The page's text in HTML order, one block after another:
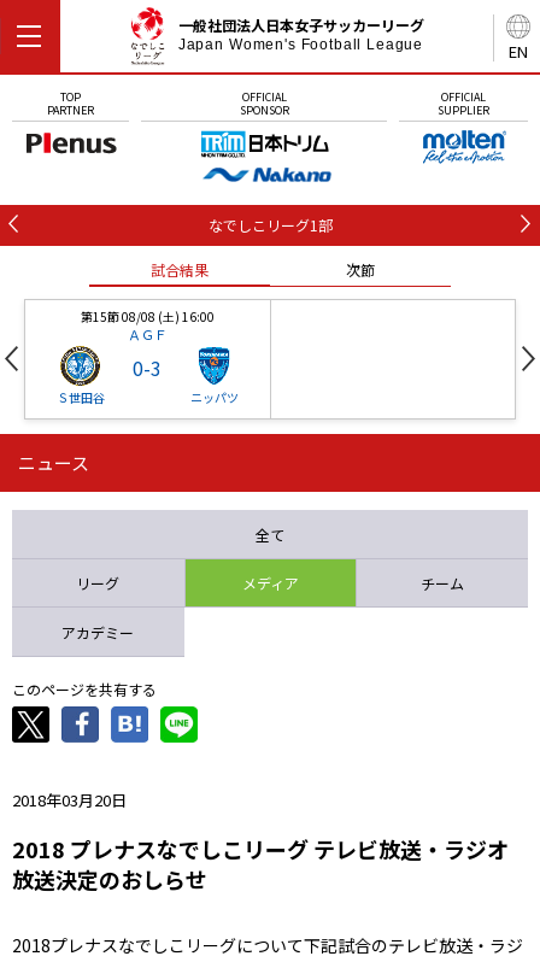
EN
一般社団法人日本女子サッカーリーグ
Japan Women's Football League
TOP
PARTNER
OFFICIAL
SPONSOR
OFFICIAL
SUPPLIER
なでしこリーグ1部
試合結果 次節
第15節 08/08 (土) 16:00
ＡＧＦ
Ｓ世田谷
0-3
ニッパツ
第16節 09/05 (土) 15:00
ニッパツ 石人の星
ニュース
全て
リーグ メディア チーム
アカデミー
このページを共有する
2018年03月20日
2018 プレナスなでしこリーグ テレビ放送・ラジオ
放送決定のおしらせ
2018プレナスなでしこリーグについて下記試合のテレビ放送・ラジ